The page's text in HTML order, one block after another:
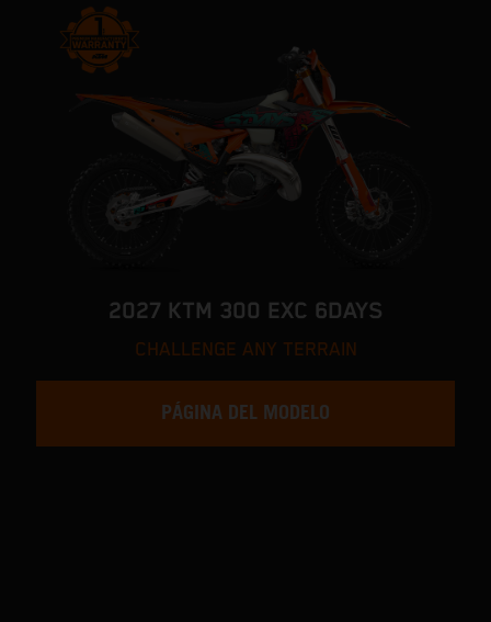
2027 KTM 300 EXC 6DAYS
CHALLENGE ANY TERRAIN
PÁGINA DEL MODELO